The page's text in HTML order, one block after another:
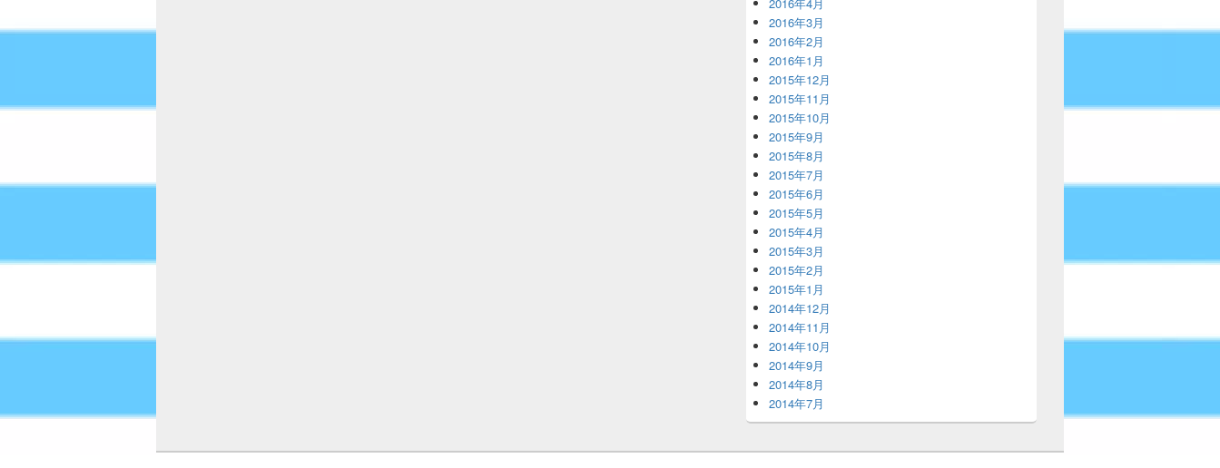
2016年3月
2016年2月
2016年1月
2015年12月
2015年11月
2015年10月
2015年9月
2015年8月
2015年7月
2015年6月
2015年5月
2015年4月
2015年3月
2015年2月
2015年1月
2014年12月
2014年11月
2014年10月
2014年9月
2014年8月
2014年7月